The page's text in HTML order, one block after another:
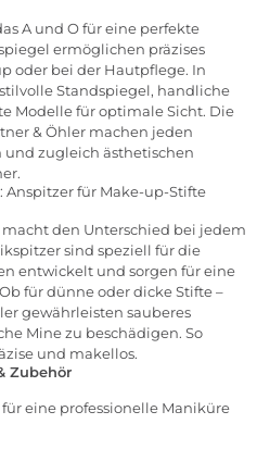
A und O für eine perfekte
ermöglichen präzises
oder bei der Hautpflege. In
Standspiegel, handliche
Modelle für optimale Sicht. Die
& Öhler machen jeden
zugleich ästhetischen
Anspitzer für Make-up-Stifte
den Unterschied bei jedem
sind speziell für die
entwickelt und sorgen für eine
für dünne oder dicke Stifte –
gewährleisten sauberes
Mine zu beschädigen. So
und makellos.
Zubehör
eine professionelle Maniküre